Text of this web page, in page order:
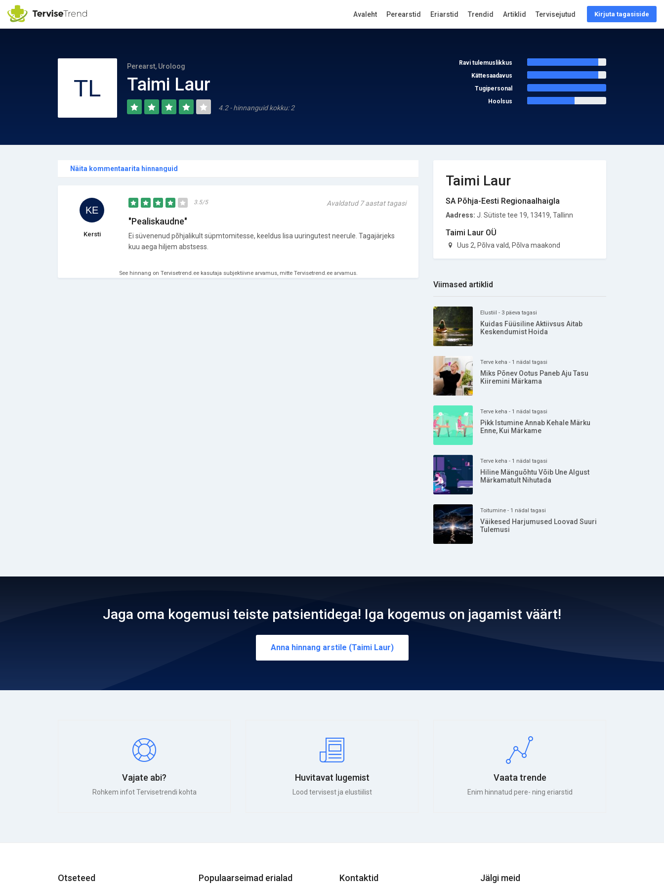
Perearst, Uroloog
Taimi Laur
4.2 - hinnanguid kokku: 2
Ravi tulemuslikkus
Kättesaadavus
Tugipersonal
Hoolsus
Näita kommentaarita hinnanguid
Kersti
3.5/5 Avaldatud 7 aastat tagasi
"Pealiskaudne"
Ei süvenenud põhjalikult süpmtomitesse, keeldus lisa uuringutest neerule. Tagajärjeks
kuu aega hiljem abstsess.
See hinnang on Tervisetrend.ee kasutaja subjektiivne arvamus, mitte Tervisetrend.ee arvamus.
Taimi Laur
SA Põhja-Eesti Regionaalhaigla
Aadress: J. Sütiste tee 19, 13419, Tallinn
Taimi Laur OÜ
Uus 2, Põlva vald, Põlva maakond
Viimased artiklid
Elustiil - 3 päeva tagasi
Kuidas Füüsiline Aktiivsus Aitab
Keskendumist Hoida
Terve keha - 1 nädal tagasi
Miks Põnev Ootus Paneb Aju Tasu
Kiiremini Märkama
Terve keha - 1 nädal tagasi
Pikk Istumine Annab Kehale Märku
Enne, Kui Märkame
Terve keha - 1 nädal tagasi
Hiline Mänguõhtu Võib Une Algust
Märkamatult Nihutada
Toitumine - 1 nädal tagasi
Väikesed Harjumused Loovad Suuri
Tulemusi
Jaga oma kogemusi teiste patsientidega! Iga kogemus on jagamist väärt!
Anna hinnang arstile (Taimi Laur)
Vajate abi?
Rohkem infot Tervisetrendi kohta
Huvitavat lugemist
Lood tervisest ja elustiilist
Vaata trende
Enim hinnatud pere- ning eriarstid
Otseteed Populaarseimad erialad Kontaktid Jälgi meid
Kirjuta tagasiside
Avaleht Perearstid Eriarstid Trendid Artiklid Tervisejutud